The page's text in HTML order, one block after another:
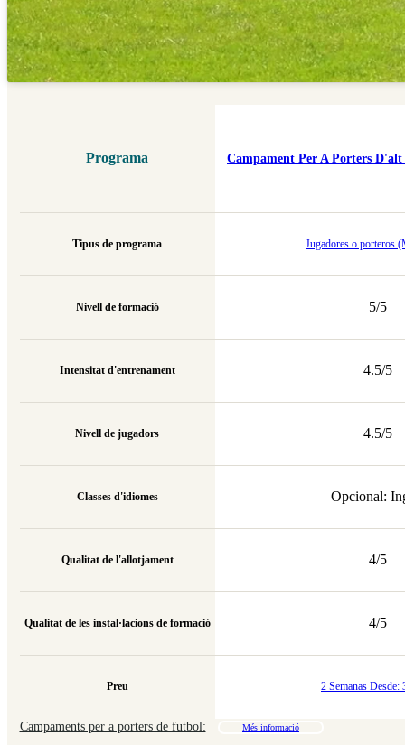
Programa
Tipus de programa
Nivell de formació
Intensitat d'entrenament
Nivell de jugadors
Classes d'idiomes
Qualitat de l'allotjament
Qualitat de les instal·lacions de formació
Preu
Campament Per A Porters
Jugadores o porteros
5/5
4.5/5
4.5/5
Opcional:
4/5
4/5
2 Semanas Desde:
Campaments per a porters de futbol: Més informació